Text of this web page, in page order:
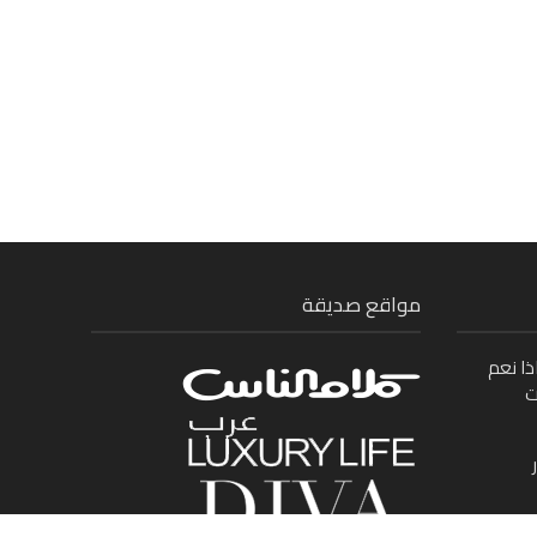
مواقع صديقة
نعم